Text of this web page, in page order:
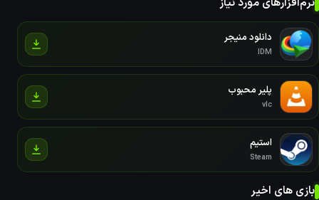
دانلود منیجر
IDM
پلیر محبوب
vlc
استیم
Steam
بازی های اخیر